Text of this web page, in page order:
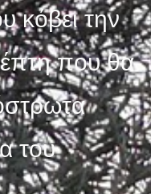
κόβει την
που θα
του